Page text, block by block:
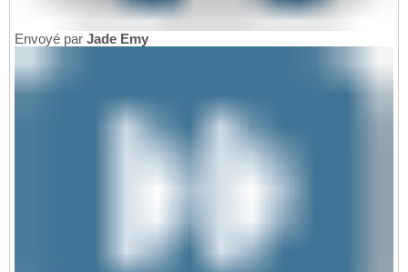
Envoyé par Jade Emy